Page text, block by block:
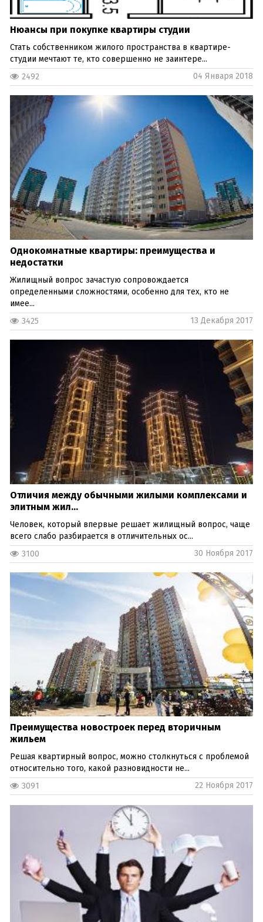
Нюансы при покупке квартиры студии
Стать собственником жилого пространства в квартире-
студии мечтают те, кто совершенно не заинтере...
2492
04 Января 2018
Однокомнатные квартиры: преимущества и
недостатки
Жилищный вопрос зачастую сопровождается
определенными сложностями, особенно для тех, кто не
имее...
3425
13 Декабря 2017
Отличия между обычными жилыми комплексами и
элитным жил...
Человек, который впервые решает жилищный вопрос, чаще
всего слабо разбирается в отличительных ос...
3100
30 Ноября 2017
Преимущества новостроек перед вторичным
жильем
Решая квартирный вопрос, можно столкнуться с проблемой
относительно того, какой разновидности не...
3091
22 Ноября 2017